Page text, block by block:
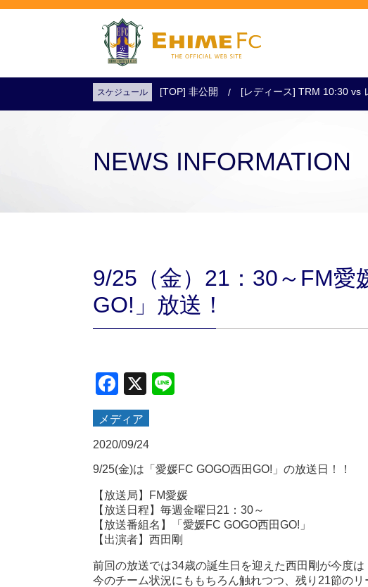
試合日程・結果 アクセス クラブ
スケジュール [TOP] 非公開 [レディース] TRM 10:30 vs
NEWS INFORMATION
9/25（金）21：30～FM愛
GO!」放送！
Facebook
X
メディア
2020/09/24
9/25(金)は「愛媛FC GOGO西田GO!」の放送日！！
【放送局】FM愛媛
【放送日程】毎週金曜日21：30～
【放送番組名】「愛媛FC GOGO西田GO!」
【出演者】西田剛
前回の放送では34歳の誕生日を迎えた西田剛が今度は
今のチーム状況にももちろん触れつつ、残り21節のリ